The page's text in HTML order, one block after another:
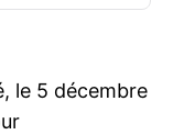
le 5 décembre